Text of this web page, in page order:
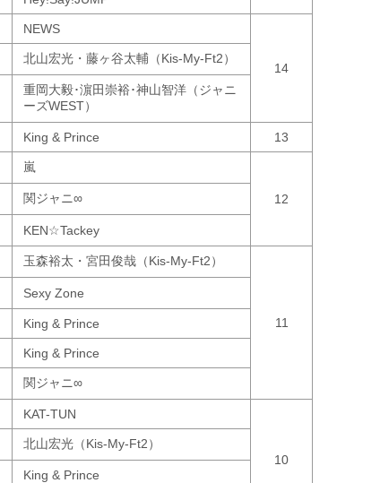
NEWS
14
北山宏光・藤ヶ谷太輔（Kis-My-Ft2）
重岡大毅･濵田崇裕･神山智洋（ジャニ
ーズWEST）
King & Prince 13
嵐
12
関ジャニ∞
KEN☆Tackey
玉森裕太・宮田俊哉（Kis-My-Ft2）
11
Sexy Zone
King & Prince
King & Prince
関ジャニ∞
KAT-TUN
10
北山宏光（Kis-My-Ft2）
King & Prince